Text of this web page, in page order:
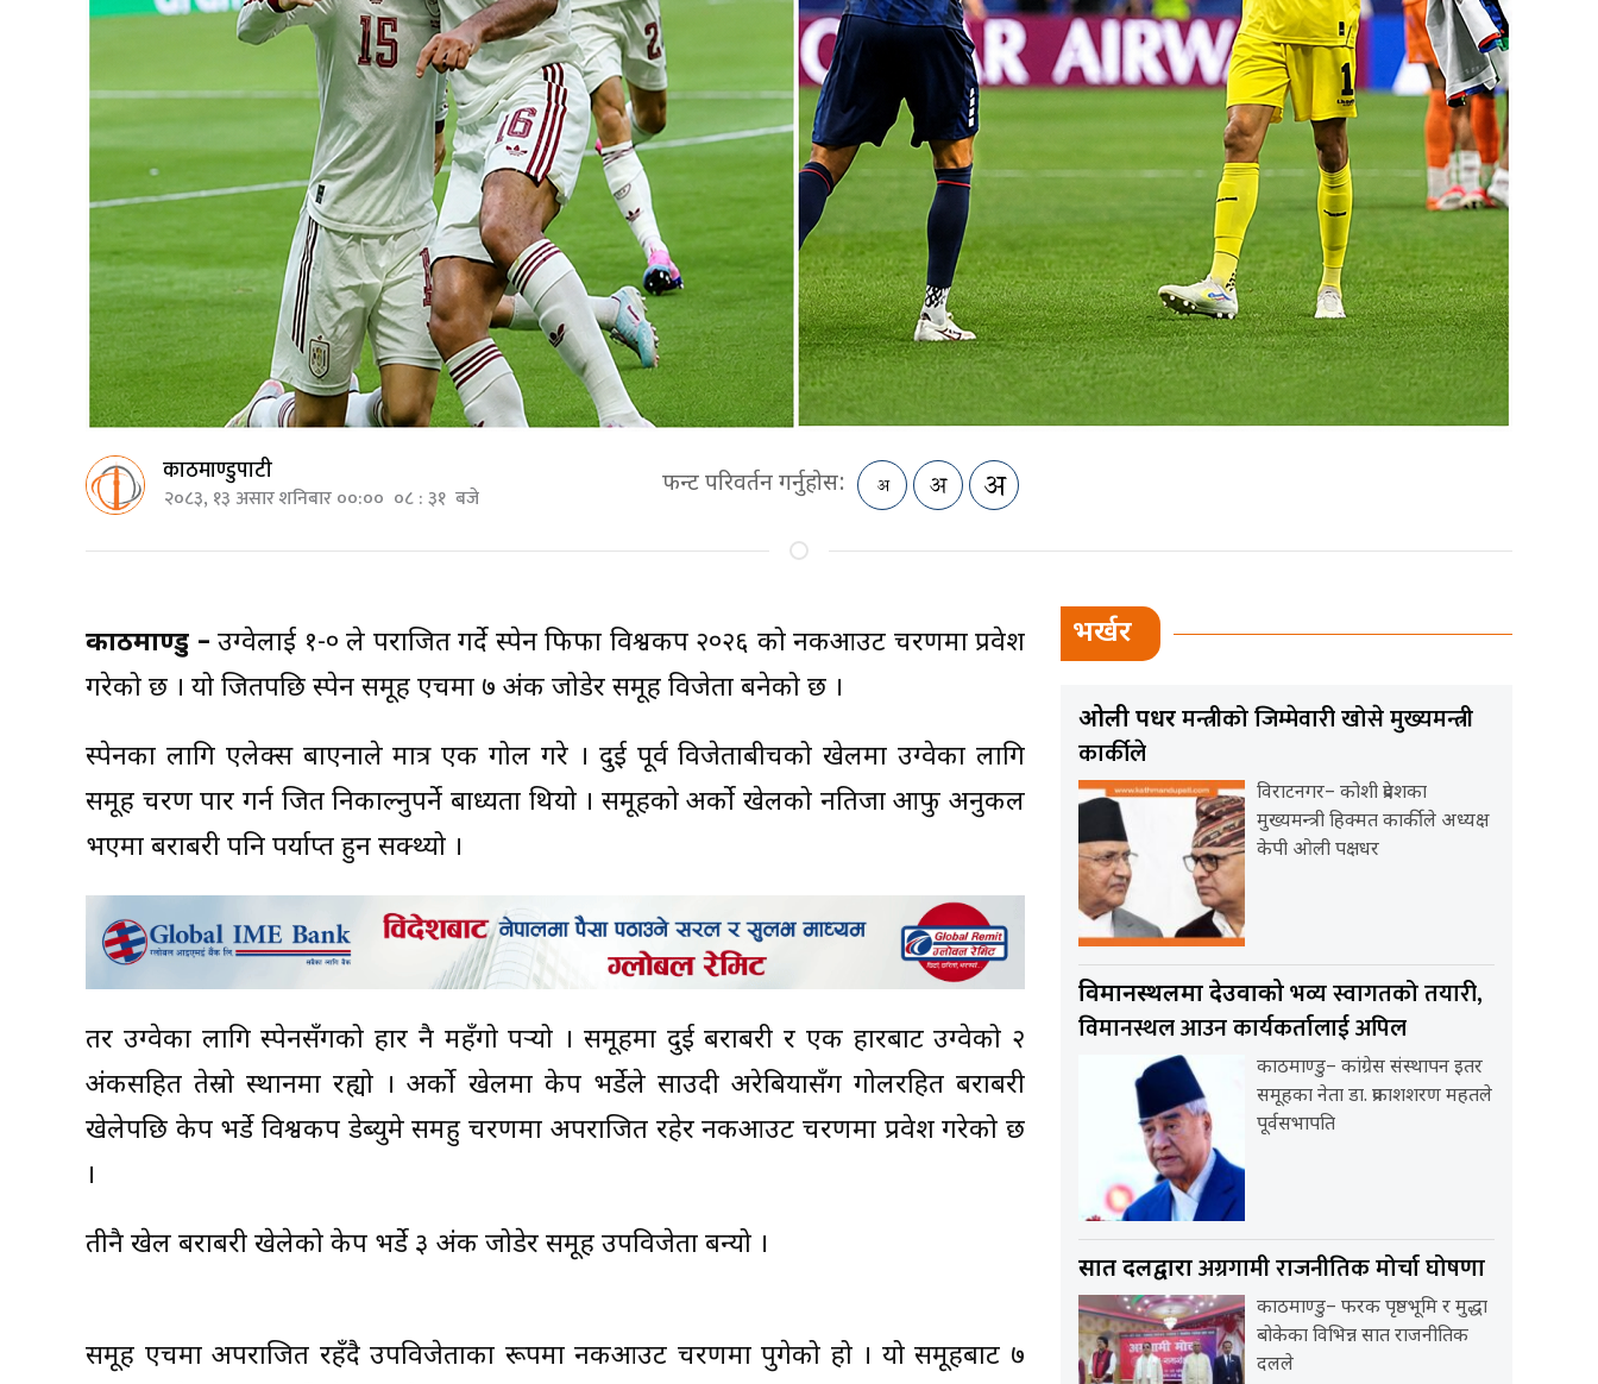
काठमाण्डुपाटी
२०८३, १३ असार शनिबार ००:०० ०८ : ३१ बजे फन्ट परिवर्तन गर्नुहोस:
काठमाण्डु – उरुग्वेलाई १-० ले पराजित गर्दे स्पेन फिफा विश्वकप २०२६ को नकआउट चरणमा प्रवेश
गरेको छ । यो जितपछि स्पेन समूह एचमा ७ अंक जोडेर समूह विजेता बनेको छ ।
स्पेनका लागि एलेक्स बाएनाले मात्र एक गोल गरे । दुई पूर्व विजेताबीचको खेलमा उरुग्वेका लागि
समूह चरण पार गर्न जित निकाल्नुपर्ने बाध्यता थियो । समूहको अर्को खेलको नतिजा आफु अनुकल
भएमा बराबरी पनि पर्याप्त हुन सक्थ्यो ।
तर उरुग्वेका लागि स्पेनसँगको हार नै महँगो पर्‍यो । समूहमा दुई बराबरी र एक हारबाट उरुग्वेको २
अंकसहित तेस्रो स्थानमा रह्यो । अर्को खेलमा केप भर्डेले साउदी अरेबियासँग गोलरहित बराबरी
खेलेपछि केप भर्डे विश्वकप डेब्युमे समहु चरणमा अपराजित रहेर नकआउट चरणमा प्रवेश गरेको छ
।
तीनै खेल बराबरी खेलेको केप भर्डे ३ अंक जोडेर समूह उपविजेता बन्यो ।
समूह एचमा अपराजित रहँदै उपविजेताका रूपमा नकआउट चरणमा पुगेको हो । यो समूहबाट ७
भर्खर
ओली पक्षधरमन्त्रीको जिम्मेवारी खोसे मुख्यमन्त्री
कार्कीले
विराटनगर– कोशी प्रदेशका
मुख्यमन्त्री हिक्मत कार्कीले अध्यक्ष
केपी ओली पक्षधर
विमानस्थलमा देउवाकोभव्य स्वागतको तयारी,
विमानस्थल आउन कार्यकर्तालाई अपिल
काठमाण्डु– कांग्रेस संस्थापन इतर
समूहका नेता डा. प्रकाशशरण महतले
पूर्वसभापति
सात दलद्वाराअग्रगामी राजनीतिक मोर्चा घोषणा
काठमाण्डु– फरक पृष्ठभूमि र मुद्धा
बोकेका विभिन्न सात राजनीतिक
दलले